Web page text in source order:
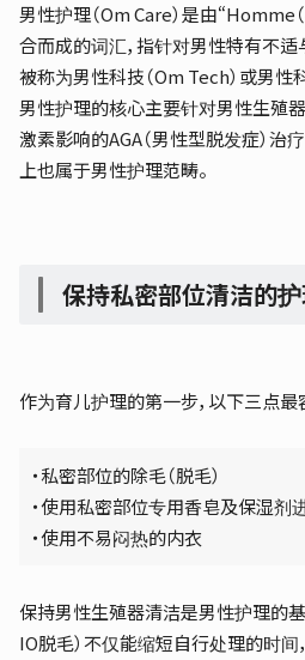
男性护理（Om Care）是由“Homme（
合而成的词汇，指针对男性特有不适
被称为男性科技（Om Tech）或男性
男性护理的核心主要针对男性生殖
激素影响的AGA（男性型脱发症）治
上也属于男性护理范畴。
保持私密部位清洁的
作为育儿护理的第一步，以下三点最
・私密部位的除毛（脱毛）
・使用私密部位专用香皂及保湿剂
・使用不易闷热的内衣
保持男性生殖器清洁是男性护理的
IO脱毛）不仅能缩短自行处理的时